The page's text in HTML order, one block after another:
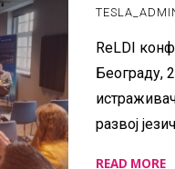
ReLDI
Београду,
развој
READ MORE